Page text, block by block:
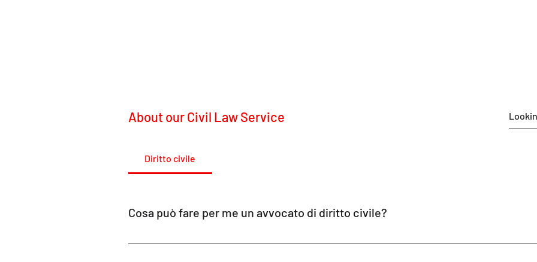
About our Civil Law Service
Diritto civile
Cosa può fare per me un avvocato di diritto civile?
Sussex Street Community Law Service Inc fornisce consulenza legale gratuita e una certa